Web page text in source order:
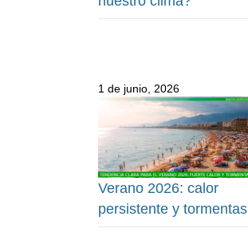
1 de junio, 2026
Verano 2026: calor
persistente y tormentas